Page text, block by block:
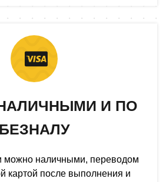
И ПО
БЕЗНАЛУ
можно наличными, переводом
картой после выполнения и